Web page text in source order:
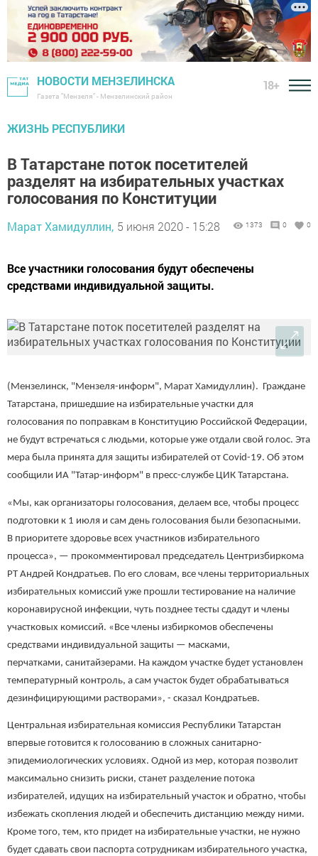
НОВОСТИ МЕНЗЕЛИНСКА
Газета "Мензеля" - Мензелинский район
18+
ЖИЗНЬ РЕСПУБЛИКИ
В Татарстане поток посетителей
разделят на избирательных участках
голосования по Конституции
Марат Хамидуллин, 5 июня 2020 - 15:28 1373 0 0
Все участники голосования будут обеспечены
средствами индивидуальной защиты.
(Мензелинск, "Мензеля-информ", Марат Хамидуллин). Граждане
Татарстана, пришедшие на избирательные участки для
голосования по поправкам в Конституцию Российской Федерации,
не будут встречаться с людьми, которые уже отдали свой голос. Эта
мера была принята для защиты избирателей от Covid-19. Об этом
сообщили ИА "Татар-информ" в пресс-службе ЦИК Татарстана.
«Мы, как организаторы голосования, делаем все, чтобы процесс
подготовки к 1 июля и сам день голосования были безопасными.
В приоритете здоровье всех участников избирательного
процесса», — прокомментировал председатель Центризбиркома
РТ Андрей Кондратьев. По его словам, все члены территориальных
избирательных комиссий уже прошли тестирование на наличие
коронавирусной инфекции, чуть позднее тесты сдадут и члены
участковых комиссий. «Все члены избиркомов обеспечены
средствами индивидуальной защиты — масками,
перчатками, санитайзерами. На каждом участке будет установлен
температурный контроль, а сам участок будет обрабатываться
дезинфицирующими растворами», - сказал Кондратьев.
Центральная избирательная комиссия Республики Татарстан
впервые готовится к голосованию в сложных санитарно-
эпидемиологических условиях. Одной из мер, которая позволит
максимально снизить риски, станет разделение потока
избирателей, идущих на избирательный участок и обратно, чтобы
избежать скопления людей и обеспечить дистанцию между ними.
Кроме того, тем, кто придет на избирательные участки, не нужно
будет сдавать свои паспорта сотрудникам избирательного участка,